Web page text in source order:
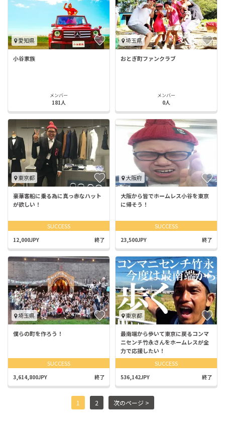
愛知県
小谷家族
メンバー
181人
埼玉県
おとぎ町ファンクラブ
メンバー
0人
東京都
豪華客船に乗る為に真っ赤なハット
が欲しい！
SUCCESS
12,000JPY 終了
大阪府
大阪から皆でホームレス小谷を東京
に帰そう！
SUCCESS
23,500JPY 終了
埼玉県
僕らの町を作ろう！
SUCCESS
3,614,800JPY 終了
東京都
最南端から歩いて東京に戻るコンマ
ニセンチ竹永さんをホームレスが全
力で応援したい！
SUCCESS
536,142JPY 終了
1 2 次のページ >